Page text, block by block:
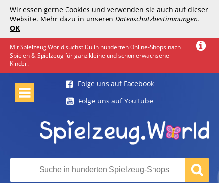
Wir essen gerne Cookies und verwenden sie auch auf dieser
Website. Mehr dazu in unseren Datenschutzbestimmungen.
OK
Mit Spielzeug.World suchst Du in hunderten Online-Shops nach
Spielen & Spielzeug für ganz kleine und schon erwachsene
Kinder.
Folge uns auf Facebook
Folge uns auf YouTube